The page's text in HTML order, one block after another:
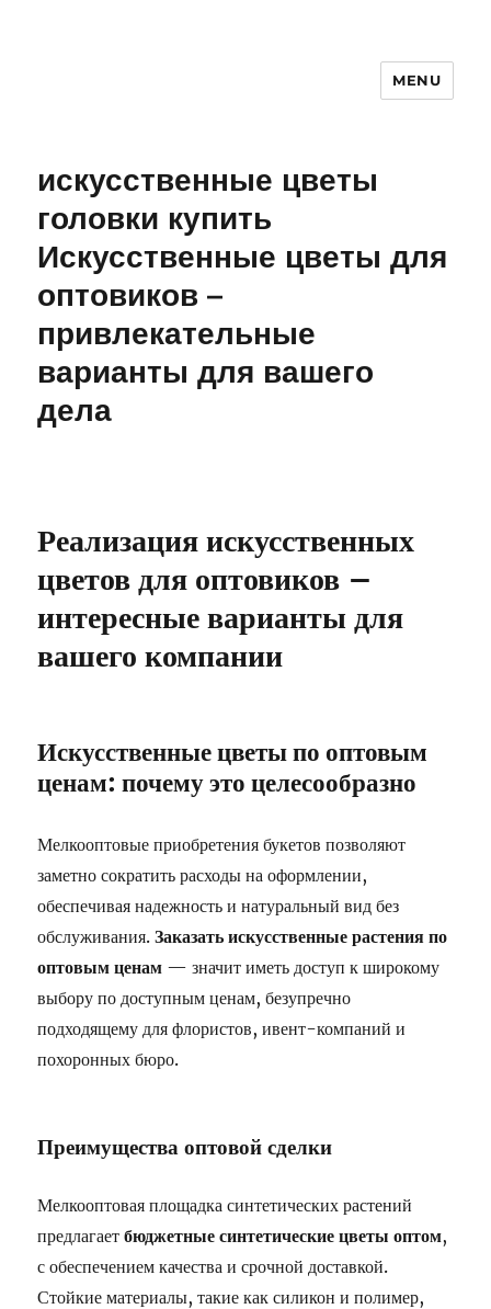
MENU
искусственные цветы
головки купить
Искусственные цветы для
оптовиков –
привлекательные
варианты для вашего
дела
Реализация искусственных
цветов для оптовиков –
интересные варианты для
вашего компании
Искусственные цветы по оптовым
ценам: почему это целесообразно
Мелкооптовые приобретения букетов позволяют
заметно сократить расходы на оформлении,
обеспечивая надежность и натуральный вид без
обслуживания.Заказать искусственные растения по
оптовым ценам — значит иметь доступ к широкому
выбору по доступным ценам, безупречно
подходящему для флористов, ивент-компаний и
похоронных бюро.
Преимущества оптовой сделки
Мелкооптовая площадка синтетических растений
предлагаетбюджетные синтетические цветы оптом,
с обеспечением качества и срочной доставкой.
Стойкие материалы, такие как силикон и полимер,